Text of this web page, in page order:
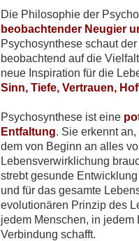
Die Philosophie der
beobachtender Neugier
Psychosynthese schaut
beobachtend auf die
neue Inspiration für die
Sinn, Tiefe, Vertrauen,
Psychosynthese ist eine
Entfaltung. Sie erkennt
dem von Beginn an alles
Lebensverwirklichung
strebt gesunde
und für das gesamte
evolutionären Prinzip des
jedem Menschen, in
Verbindung schafft.